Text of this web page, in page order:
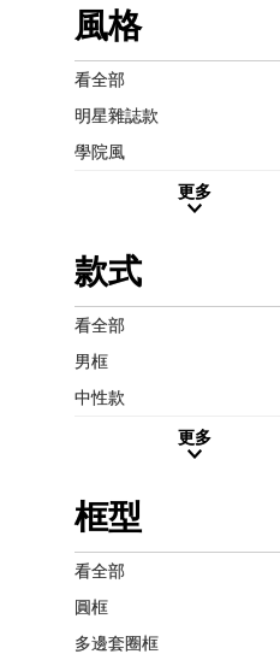
風格
看全部
明星雜誌款
學院風
更多
款式
看全部
男框
中性款
更多
框型
看全部
圓框
多邊套圈框